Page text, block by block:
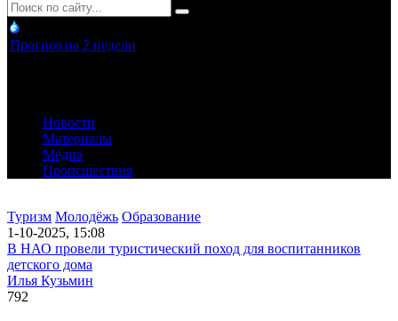
Прогноз на 2 недели
Новости
Материалы
Медиа
Происшествия
Туризм Молодёжь Образование
1-10-2025, 15:08
В НАО провели туристический поход для воспитанников
детского дома
Илья Кузьмин
792